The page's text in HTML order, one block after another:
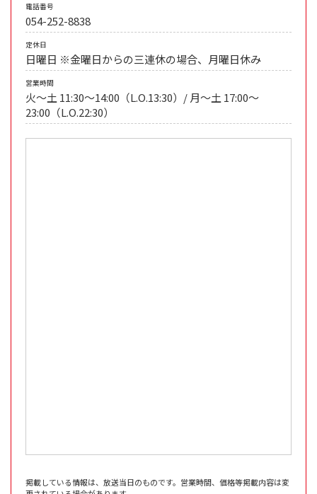
電話番号
054-252-8838
定休日
日曜日 ※金曜日からの三連休の場合、月曜日休み
営業時間
火〜土 11:30〜14:00（L.O.13:30）/ 月〜土 17:00〜
23:00（L.O.22:30）
掲載している情報は、放送当日のものです。営業時間、価格等掲載内容は変